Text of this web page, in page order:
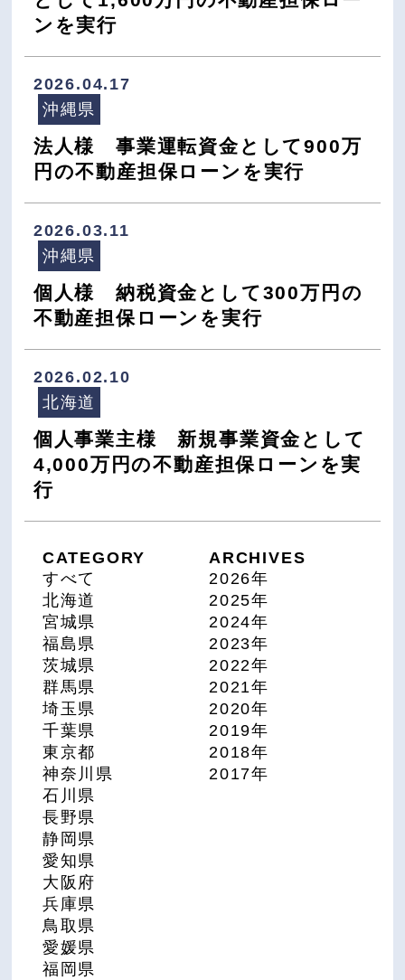
ンを実行
2026.04.17
沖縄県
法人様 事業運転資金として900万
円の不動産担保ローンを実行
2026.03.11
沖縄県
個人様 納税資金として300万円の
不動産担保ローンを実行
2026.02.10
北海道
個人事業主様 新規事業資金として
4,000万円の不動産担保ローンを実
行
CATEGORY
すべて
北海道
宮城県
福島県
茨城県
群馬県
埼玉県
千葉県
東京都
神奈川県
石川県
長野県
静岡県
愛知県
大阪府
兵庫県
鳥取県
愛媛県
福岡県
ARCHIVES
2026年
2025年
2024年
2023年
2022年
2021年
2020年
2019年
2018年
2017年